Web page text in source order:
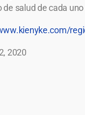
salud de cada
2020